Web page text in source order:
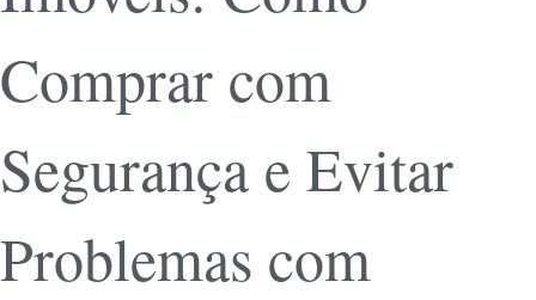
Comprar com
Segurança e Evitar
Problemas com